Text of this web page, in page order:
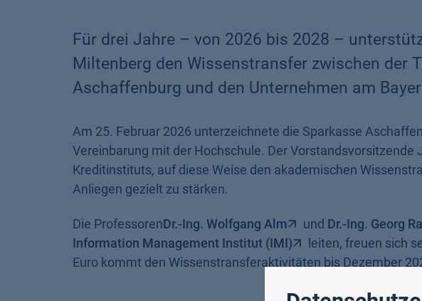
Für drei Jahre – von 2026 bis 2028 –
Miltenberg den Wissenstransfer zwischen der
Aschaffenburg und den Unternehmen am
Am 25. Februar 2026 unterzeichnete die Sparkasse
Vereinbarung mit der Hochschule. Der
Kreditinstituts, auf diese Weise den akademischen
Anliegen gezielt zu stärken.
Die ProfessorenDr.-Ing. Wolfgang Alm und Dr.-Ing. Georg
Information Management Institut (IMI)
leiten, freuen sich
Euro kommt den Wissenstransferaktivitäten bis Dezember